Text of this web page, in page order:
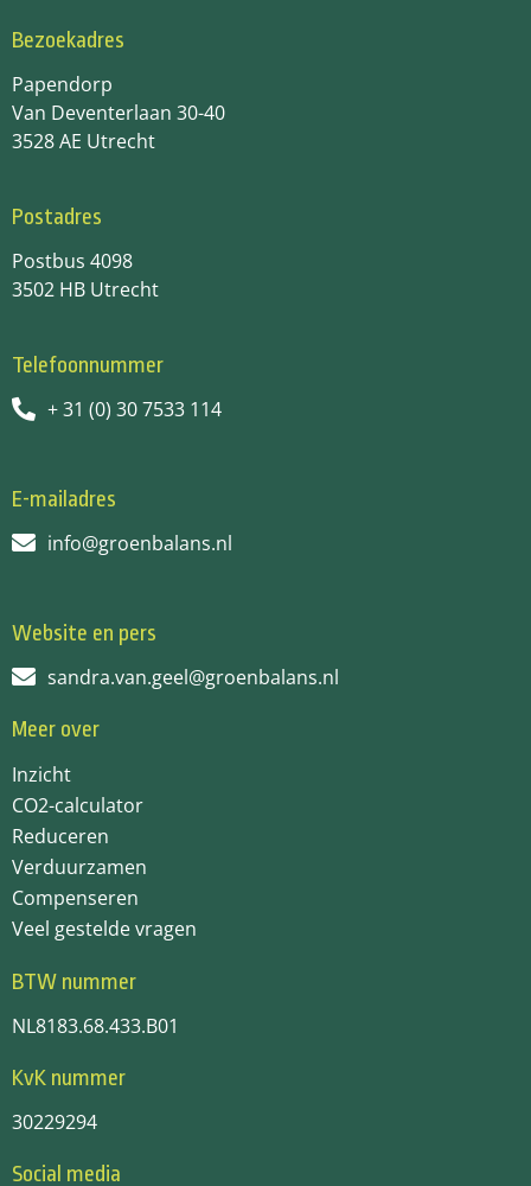
Bezoekadres
Papendorp
Van Deventerlaan 30-40
3528 AE Utrecht
Postadres
Postbus 4098
3502 HB Utrecht
Telefoonnummer
+ 31 (0) 30 7533 114
E-mailadres
info@groenbalans.nl
Website en pers
sandra.van.geel@groenbalans.nl
Meer over
Inzicht
CO2-calculator
Reduceren
Verduurzamen
Compenseren
Veel gestelde vragen
BTW nummer
NL8183.68.433.B01
KvK nummer
30229294
Social media